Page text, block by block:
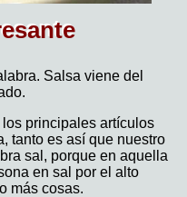
Salsa viene del
principales artículos
tanto es así que nuestro
sal, porque en aquella
en sal por el alto
más cosas.